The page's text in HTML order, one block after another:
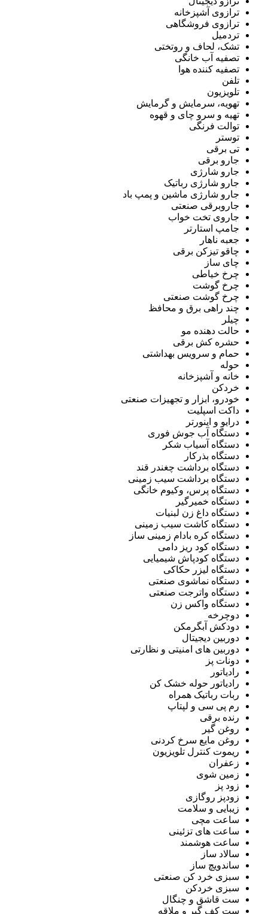
ترازوی آشپزخانه
ترازوی فروشگاهی
تردمیل
تشک، لحاف و روتختی
تصفیه آب خانگی
تصفیه کننده هوا
تلفن
تلویزیون
تهویه، سرمایش و گرمایش
تهیه و سرو چای و قهوه
توالت فرنگی
توستر
تی برقی
جارو برقی
جارو شارژی
جارو شارژی رباتیک
جارو شارژی ماشین و پمپ باد
جاروبرقی صنعتی
جاروی تخت خواب
جامپ استارتر
جعبه ناهار
چاقو تیزکن برقی
چای ساز
چرخ خیاطی
چرخ گوشت
چرخ گوشت صنعتی
چند راهی برق و محافظ
چیلر
حالت دهنده مو
حشره کش برقی
حمام و سرویس بهداشتی
حوله
خانه و آشپزخانه
خردکن
خودرو، ابزار و تجهیزات صنعتی
داکت اسپلیت
درایو و اینورتر
دستگاه آب جوش فوری
دستگاه آسیاب شکر
دستگاه بذرکار
دستگاه برداشت چغندر قند
دستگاه برداشت سیب زمینی
دستگاه پرس، وکیوم خانگی
دستگاه خمیرگیر
دستگاه داغ زن لبنیات
دستگاه کاشت سیب زمینی
دستگاه کره بادام زمینی ساز
دستگاه کود ریز دامی
دستگاه کودپاش شیمیایی
دستگاه لیزر حکاکی
دستگاه نماشوی صنعتی
دستگاه واترجت صنعتی
دستگاه واکس زن
دوچرخه
دودکش آبگرمکن
دوربین دیجیتال
دوربین های امنیتی و نظارتی
دونات پز
رادیاتور
رادیاتور حوله خشک کن
ربات رباتیک همراه
رم پی سی و لپتاپ
رنده برقی
روغن گیر
روغن مایع سرخ کردنی
ریموت کنترل تلویزیون
زعفران
زمین شوی
زود پز
زودپز روگازی
زیبایی و سلامت
ساعت مچی
ساعت های تزئینی
ساعت هوشمند
سالاد ساز
ساندویچ ساز
سبزی خرد کن صنعتی
سبزی خردکن
ست قاشق و چنگال
ست کف گیر و ملاقه